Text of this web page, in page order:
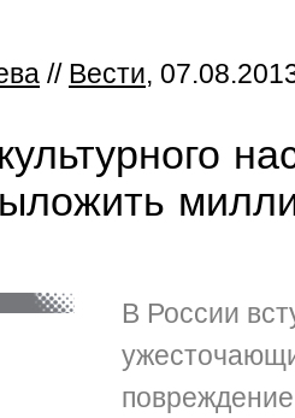
// Вести,
В России